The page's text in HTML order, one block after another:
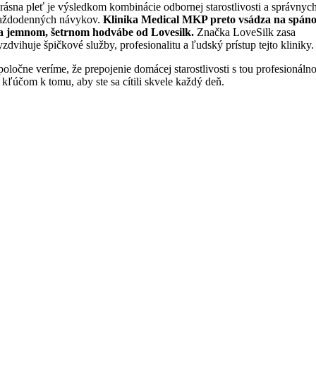
pleť je výsledkom kombinácie odbornej starostlivosti a
návykov. Klinika Medical MKP preto vsádza na
jemnom, šetrnom hodvábe od Lovesilk. Značka LoveSilk zasa
špičkové služby, profesionalitu a ľudský prístup tejto kliniky.
veríme, že prepojenie domácej starostlivosti s tou
kľúčom k tomu, aby ste sa cítili skvele každý deň.